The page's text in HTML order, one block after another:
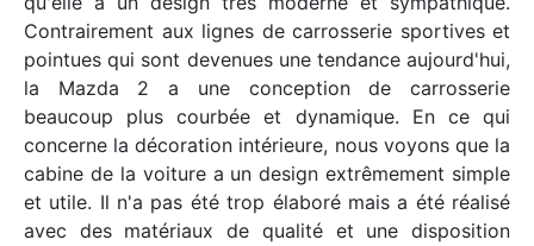
Contrairement aux lignes de carrosserie sportives et
pointues qui sont devenues une tendance aujourd'hui,
la Mazda 2 a une conception de carrosserie
beaucoup plus courbée et dynamique. En ce qui
concerne la décoration intérieure, nous voyons que la
cabine de la voiture a un design extrêmement simple
et utile. Il n'a pas été trop élaboré mais a été réalisé
avec des matériaux de qualité et une disposition